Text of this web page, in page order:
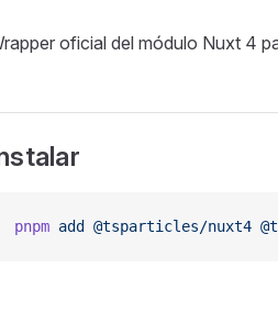
oficial del módulo Nuxt 4
pnpm add @tsparticles/nuxt4